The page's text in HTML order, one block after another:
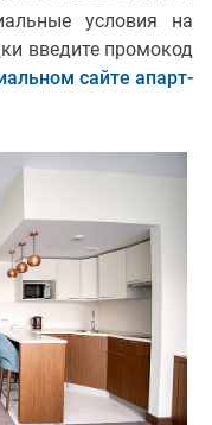
условия на
введите промокод
сайте апарт-